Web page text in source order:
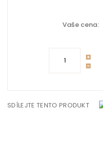
Vaše cena:
SDÍLEJTE TENTO PRODUKT